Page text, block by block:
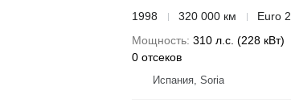
1998
320 000 км
Euro 2
Мощность 310 л.с. (228 кВт)
0 отсеков
Испания, Soria